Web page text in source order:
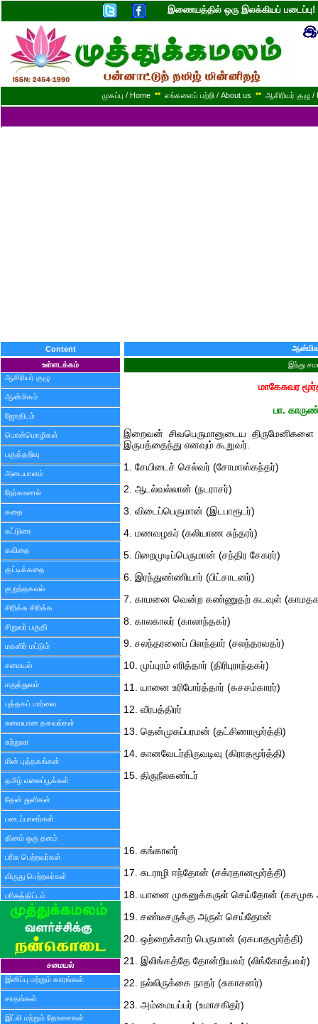
இணையத்தில் ஒரு இலக்கியப்
முகப்பு / Home ** எங்களைப் பற்றி / About us ** ஆசிரியர் குழு
Content
உள்ளடக்கம்
ஆசிரியர் குழு
ஆன்மிகம்
ஜோதிடம்
பொன்மொழிகள்
பகுத்தறிவு
அடையாளம்
நேர்காணல்
கதை
கட்டுரை
கவிதை
குட்டிக்கதை
குறுந்தகவல்
சிரிக்க சிரிக்க
சிறுவர் பகுதி
மகளிர் மட்டும்
சமையல்
மருத்துவம்
புத்தகப் பார்வை
சுவையான தகவல்கள்
சுற்றுலா
மின் புத்தகங்கள்
தமிழ் வலைப்பூக்கள்
தேன் துளிகள்
படைப்பாளர்கள்
தினம் ஒரு தளம்
பரிசு பெற்றவர்கள்
விருது பெற்றவர்கள்
பரிசுத்திட்டம்
சமையல்
இனிப்பு மற்றும் காரங்கள்
சாதங்கள்
இட்லி மற்றும் தோசைகள்
இந்து
மாகேசுவர
பா.
இறைவன் சிவபெருமானுடைய
இருபத்தைந்து எனவும் கூறுவர்.
1. சேயிடைச் செல்வர் (சோமாஸ்கந்தர்)
2. ஆடல்வல்லான் (நடராசர்)
3. விடைப்பெருமான் (இடபாரூடர்)
4. மணவழகர் (கலியாண சுந்தரர்)
5. பிறைமுடிப்பெருமான் (சந்திர சேகரர்)
6. இரந்துண்ணியார் (பிட்சாடனர்)
7. காமனை வென்ற கண்ணுதற் கடவுள்
8. காலகாலர் (காலாந்தகர்)
9. சலந்தரனைப் பிளந்தார் (சலந்தரவதர்)
10. முப்புரம் எரித்தார் (திரிபுராந்தகர்)
11. யானை உரிபோர்த்தார் (கசசம்காரர்)
12. வீரபத்திரர்
13. தென்முகப்பரமன் (தட்சிணாமூர்த்தி)
14. கானவேடர்திருவடிவு (கிராதமூர்த்தி)
15. திருநீலகண்டர்
16. கங்காளர்
17. சுடராழி ஈந்தோன் (சக்ரதானமூர்த்தி)
18. யானை முகனுக்கருள் செய்தோன் (கசமுக
19. சண்டீசருக்கு அருள் செய்தோன்
20. ஒற்றைக்காற் பெருமான் (ஏகபாதமூர்த்தி)
21. இலிங்கத்தே தோன்றியவர் (லிங்கோத்பவர்)
22. நல்லிருக்கை நாதர் (சுகாசனர்)
23. அம்மையப்பர் (உமாசகிதர்)